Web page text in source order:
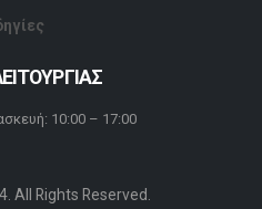
10:00 – 17:00
All Rights Reserved.